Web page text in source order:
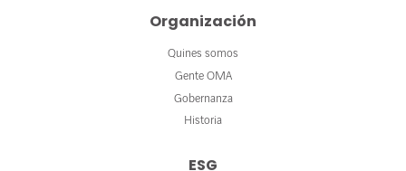
Organización
Quines somos
Gente OMA
Gobernanza
Historia
ESG